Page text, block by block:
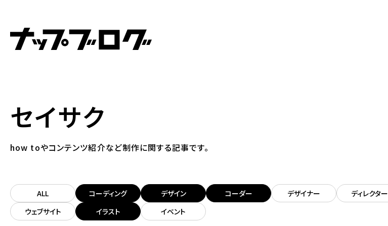
セイサク
how toやコンテンツ紹介など制作に関する記事です。
ALL コーディング デザイン コーダー デザイナー ディレクター
ウェブサイト
イラスト イベント